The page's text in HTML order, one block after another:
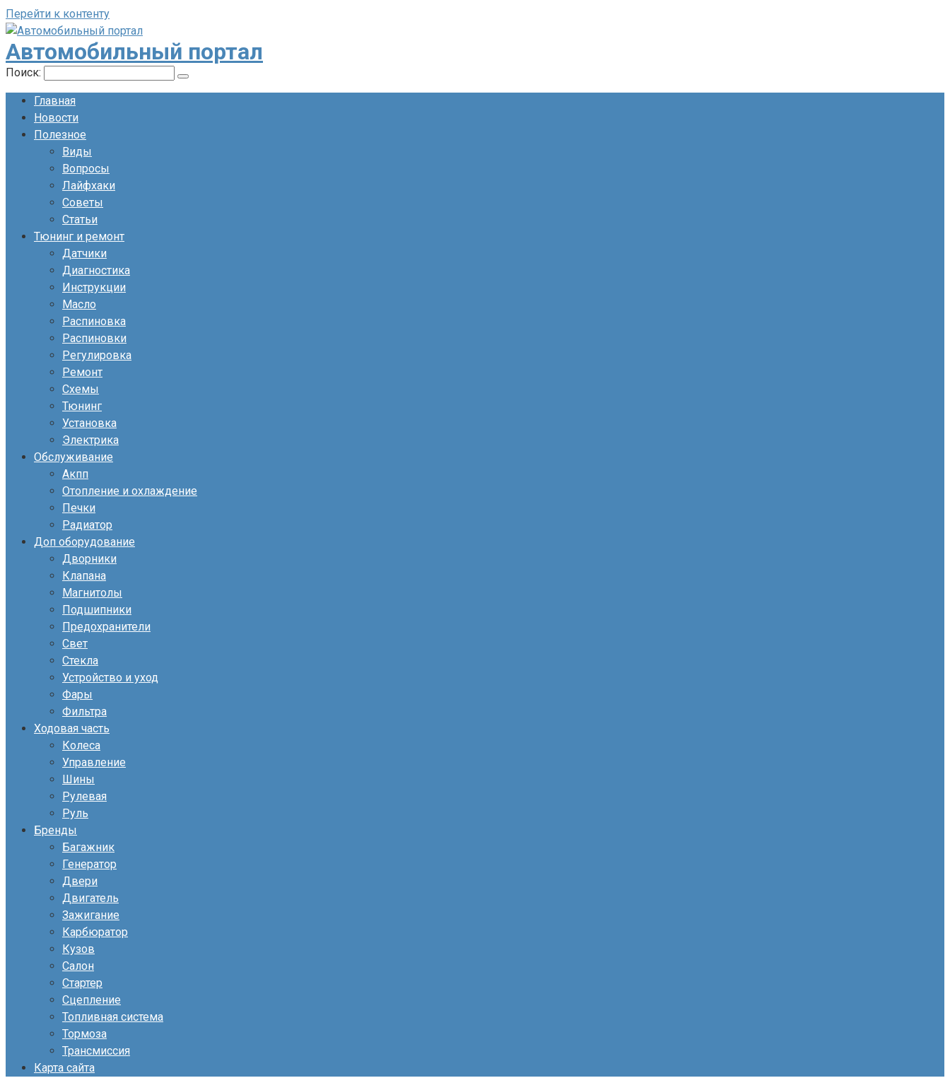
Перейти к контенту
Автомобильный портал
Поиск:
Главная
Новости
Полезное
Виды
Вопросы
Лайфхаки
Советы
Статьи
Тюнинг и ремонт
Датчики
Диагностика
Инструкции
Масло
Распиновка
Распиновки
Регулировка
Ремонт
Схемы
Тюнинг
Установка
Электрика
Обслуживание
Акпп
Отопление и охлаждение
Печки
Радиатор
Доп оборудование
Дворники
Клапана
Магнитолы
Подшипники
Предохранители
Свет
Стекла
Устройство и уход
Фары
Фильтра
Ходовая часть
Колеса
Управление
Шины
Рулевая
Руль
Бренды
Багажник
Генератор
Двери
Двигатель
Зажигание
Карбюратор
Кузов
Салон
Стартер
Сцепление
Топливная система
Тормоза
Трансмиссия
Карта сайта